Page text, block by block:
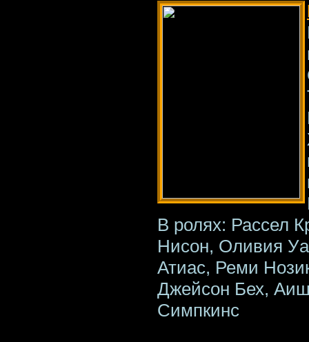
В ролях: Рассел
Нисон, Оливия
Атиас, Реми
Джейсон Бех,
Симпкинс